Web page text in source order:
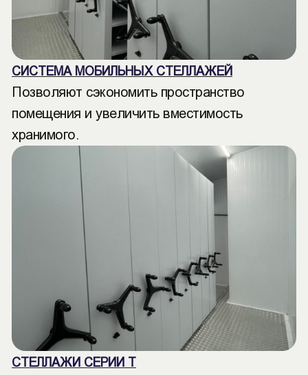
СИСТЕМА МОБИЛЬНЫХ СТЕЛЛАЖЕЙ
Позволяют сэкономить пространство
помещения и увеличить вместимость
хранимого.
СТЕЛЛАЖИ СЕРИИ Т